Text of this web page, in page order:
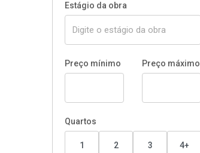
Estágio da obra
Preço mínimo Preço máximo
Quartos
1 2 3 4+